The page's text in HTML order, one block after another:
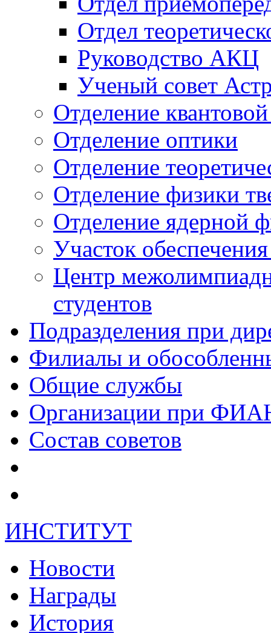
Отдел
Руководство АКЦ
Ученый совет
Отделение
Отделение оптики
Отделение
Отделение физики
Отделение ядерной
Участок
Центр
студентов
Подразделения при
Филиалы и
Общие службы
Организации при
Состав советов
ИНСТИТУТ
Новости
Награды
История